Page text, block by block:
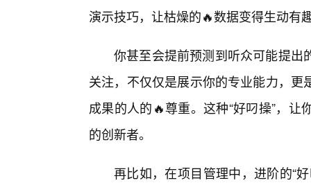
演示技巧，让枯燥的🔥数据变得生动有
你甚至会提前预测到听众可能提出
关注，不仅仅是展示你的专业能力，
成果的人的🔥尊重。这种“好叼操”，
的创新者。
再比如，在项目管理中，进阶的“